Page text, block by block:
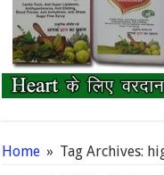
Home » Tag Archives: